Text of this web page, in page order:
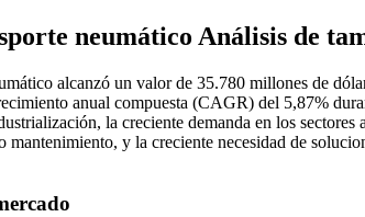
neumático Análisis de
alcanzó un valor de 35.780 millones de
anual compuesta (CAGR) del 5,87%
la creciente demanda en los
mantenimiento, y la creciente necesidad de